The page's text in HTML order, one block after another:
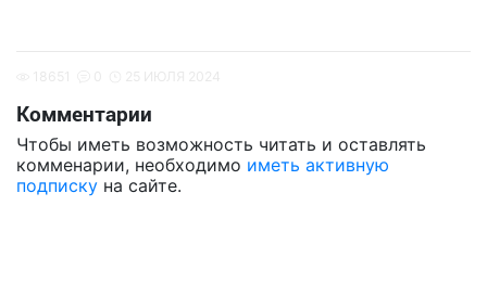
Комментарии
Чтобы иметь возможность читать и оставлять
комменарии, необходимо иметь активную
подписку на сайте.